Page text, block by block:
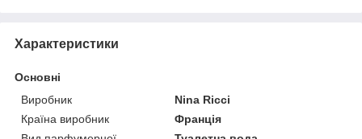
Характеристики
Основні
Виробник
Nina Ricci
Країна виробник
Франція